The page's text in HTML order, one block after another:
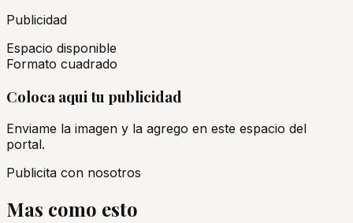
Publicidad
Espacio disponible
Formato cuadrado
Coloca aqui tu publicidad
Enviame la imagen y la agrego en este espacio del
portal.
Publicita con nosotros
Mas como esto